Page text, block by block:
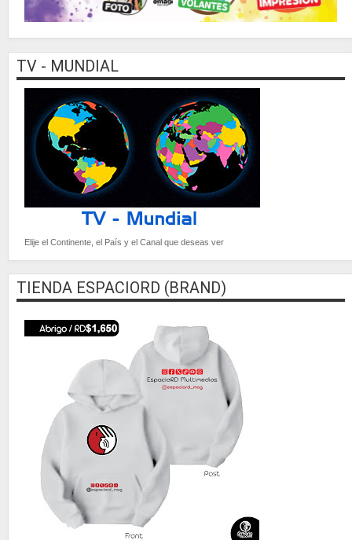
TV - MUNDIAL
Elije el Continente, el País y el Canal que deseas ver
TIENDA ESPACIORD (BRAND)